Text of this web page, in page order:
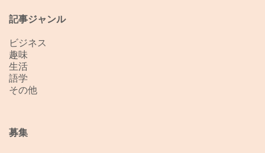
記事ジャンル
ビジネス
趣味
生活
語学
その他
募集